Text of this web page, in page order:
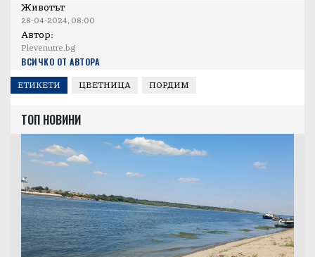
Животът
28-04-2024, 08:00
Автор:
Plevenutre.bg
ВСИЧКО ОТ АВТОРА
ЕТИКЕТИ ЦВЕТНИЦА ПОРДИМ
ТОП НОВИНИ